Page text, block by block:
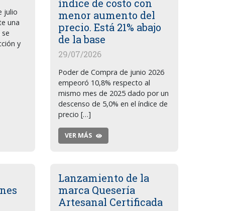
julio
una
y
índice de costo con
menor aumento del
precio. Está 21% abajo
de la base
29/07/2026
Poder de Compra de junio 2026
empeoró 10,8% respecto al
mismo mes de 2025 dado por un
descenso de 5,0% en el índice de
precio […]
VER MÁS
Lanzamiento de la
marca Quesería
Artesanal Certificada